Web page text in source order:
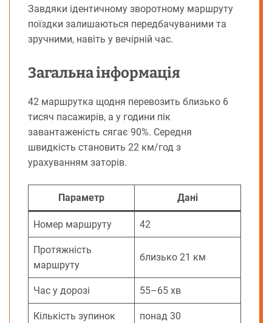
Завдяки ідентичному зворотному маршруту
поїздки залишаються передбачуваними та
зручними, навіть у вечірній час.
Загальна інформація
42 маршрутка щодня перевозить близько 6
тисяч пасажирів, а у години пік
завантаженість сягає 90%. Середня
швидкість становить 22 км/год з
урахуванням заторів.
Параметр Дані
Номер маршруту 42
Протяжність
маршруту
близько 21 км
Час у дорозі 55–65 хв
Кількість зупинок понад 30